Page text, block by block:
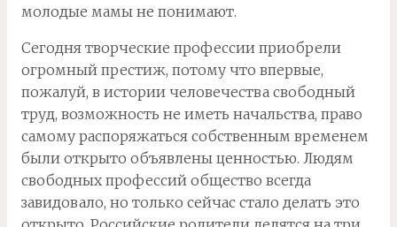
молодые мамы не понимают.
Сегодня творческие профессии приобрели
огромный престиж, потому что впервые,
пожалуй, в истории человечества свободный
труд, возможность не иметь начальства, право
самому распоряжаться собственным временем
были открыто объявлены ценностью. Людям
свободных профессий общество всегда
завидовало, но только сейчас стало делать это